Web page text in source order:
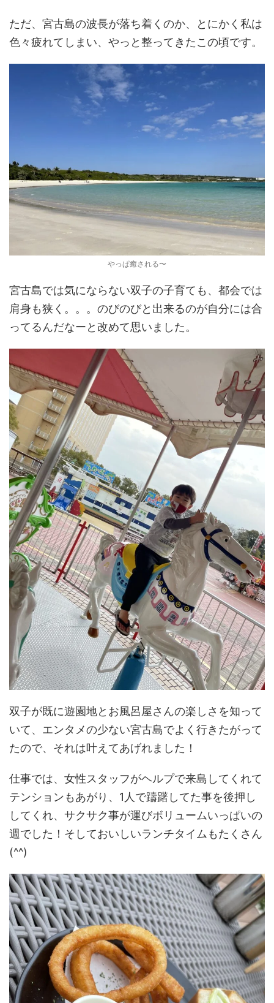
ただ、宮古島の波長が落ち着くのか、とにかく私は
色々疲れてしまい、やっと整ってきたこの頃です。
やっぱ癒される〜
宮古島では気にならない双子の子育ても、都会では
肩身も狭く。。。のびのびと出来るのが自分には合
ってるんだなーと改めて思いました。
双子が既に遊園地とお風呂屋さんの楽しさを知って
いて、エンタメの少ない宮古島でよく行きたがって
たので、それは叶えてあげれました！
仕事では、女性スタッフがヘルプで来島してくれて
テンションもあがり、1人で躊躇してた事を後押し
してくれ、サクサク事が運びボリュームいっぱいの
週でした！そしておいしいランチタイムもたくさん
(^^)